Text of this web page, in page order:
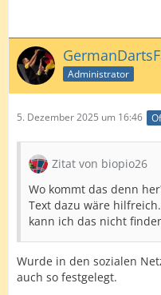
Administrator
5. Dezember 2025 um 16:46
Zitat von biopio26
Wo kommt das denn
Text dazu wäre
kann ich das nicht
Wurde in den sozialen
auch so festgelegt.